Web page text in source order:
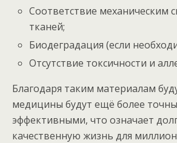
Соответствие механическим
тканей;
Биодеградация (если
Отсутствие токсичности и
Благодаря таким материалам
медицины будут ещё более
эффективными, что означает
качественную жизнь для